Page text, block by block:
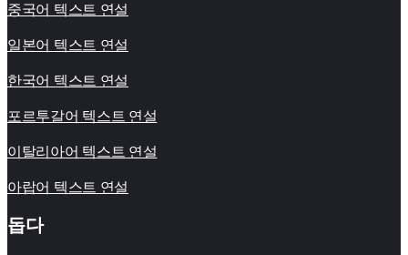
중국어 텍스트 연설
일본어 텍스트 연설
한국어 텍스트 연설
포르투갈어 텍스트 연설
이탈리아어 텍스트 연설
아랍어 텍스트 연설
돕다